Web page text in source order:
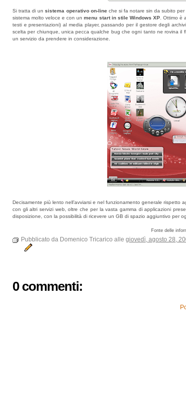
Si tratta di unsistema operativo on-lineche si fa notare sin da subito per
sistema molto veloce e con unmenu start in stile Windows XP. Ottimo è
testi e presentazioni) al media player, passando per il gestore degli
scelta per chiunque, unica pecca qualche bug che ogni tanto ne rovina il
un servizio da prendere in considerazione.
Decisamente più lento nell’avviarsi e nel funzionamento generale rispetto
con gli altri servizi web, oltre che per la vasta gamma di applicazioni
disposizione, con la possibilità di ricevere un GB di spazio aggiuntivo per
Fonte delle
Pubblicato da Domenico Tricarico alle giovedì, agosto 28,
0 commenti: